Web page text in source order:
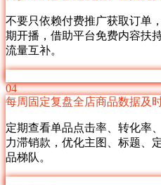
不要只依赖付费推广获取订单
期开播，借助平台免费内容扶
流量互补。
04
每周固定复盘全店商品数据及
定期查看单品点击率、转化率
力滞销款，优化主图、标题、
品梯队。